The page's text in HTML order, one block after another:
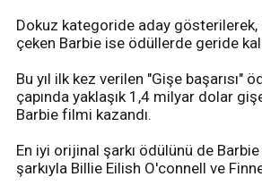
Dokuz kategoride aday gösterilerek,
çeken Barbie ise ödüllerde geride
Bu yıl ilk kez verilen "Gişe başarısı"
çapında yaklaşık 1,4 milyar dolar
Barbie filmi kazandı.
En iyi orijinal şarkı ödülünü de Barbie
şarkıyla Billie Eilish O'connell ve